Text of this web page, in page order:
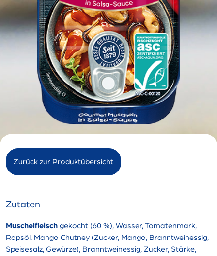
Zurück zur Produktübersicht
Zutaten
Muschelfleisch gekocht (60 %), Wasser, Tomatenmark,
Rapsöl, Mango Chutney (Zucker, Mango, Branntweinessig,
Speisesalz, Gewürze), Branntweinessig, Zucker, Stärke,